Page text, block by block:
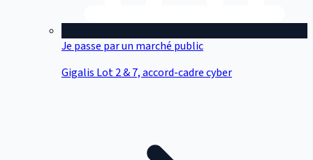
Je passe par un marché public
Gigalis Lot 2 & 7, accord-cadre cyber